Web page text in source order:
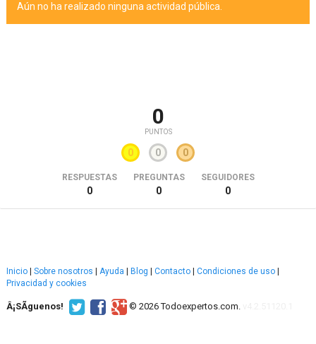
Aún no ha realizado ninguna actividad pública.
0
PUNTOS
0 0 0
RESPUESTAS
0
PREGUNTAS
0
SEGUIDORES
0
Inicio Sobre nosotros Ayuda Blog Contacto Condiciones de uso
Privacidad y cookies
Â¡SÃ­guenos! © 2026 Todoexpertos.com.